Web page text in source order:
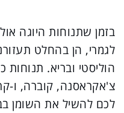
בזמן שתנוחות היוגה
לגמרי, הן בהחלט
הוליסטי ובריא. תנוחות
צ'אקראסנה, קוברה, ו-
לכם להשיל את השומן